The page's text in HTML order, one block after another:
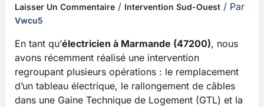
Laisser Un Commentaire / Intervention Sud-Ouest/ Par
Vwcu5
En tant qu’électricien à Marmande (47200), nous
avons récemment réalisé une intervention
regroupant plusieurs opérations : le remplacement
d’un tableau électrique, le rallongement de câbles
dans une Gaine Technique de Logement (GTL) et la